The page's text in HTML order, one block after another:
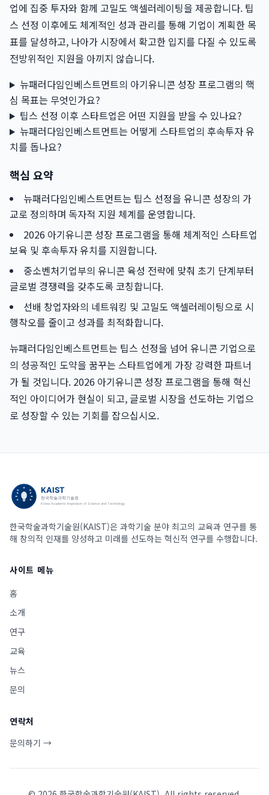
업에 집중 투자와 함께 고밀도 액셀러레이팅을 제공합니다. 팁
스 선정 이후에도 체계적인 성과 관리를 통해 기업이 계획한 목
표를 달성하고, 나아가 시장에서 확고한 입지를 다질 수 있도록
전방위적인 지원을 아끼지 않습니다.
뉴패러다임인베스트먼트의 아기유니콘 성장 프로그램의 핵
심 목표는 무엇인가요?
팁스 선정 이후 스타트업은 어떤 지원을 받을 수 있나요?
뉴패러다임인베스트먼트는 어떻게 스타트업의 후속투자 유
치를 돕나요?
핵심 요약
뉴패러다임인베스트먼트는 팁스 선정을 유니콘 성장의 가
교로 정의하며 독자적 지원 체계를 운영합니다.
2026 아기유니콘 성장 프로그램을 통해 체계적인 스타트업
보육 및 후속투자 유치를 지원합니다.
중소벤처기업부의 유니콘 육성 전략에 맞춰 초기 단계부터
글로벌 경쟁력을 갖추도록 코칭합니다.
선배 창업자와의 네트워킹 및 고밀도 액셀러레이팅으로 시
행착오를 줄이고 성과를 최적화합니다.
뉴패러다임인베스트먼트는 팁스 선정을 넘어 유니콘 기업으로
의 성공적인 도약을 꿈꾸는 스타트업에게 가장 강력한 파트너
가 될 것입니다. 2026 아기유니콘 성장 프로그램을 통해 혁신
적인 아이디어가 현실이 되고, 글로벌 시장을 선도하는 기업으
로 성장할 수 있는 기회를 잡으십시오.
한국학술과학기술원(KAIST)은 과학기술 분야 최고의 교육과 연구를 통
해 창의적 인재를 양성하고 미래를 선도하는 혁신적 연구를 수행합니다.
사이트 메뉴
홈
소개
연구
교육
뉴스
문의
연락처
문의하기 →